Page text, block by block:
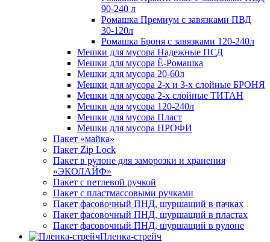
90-240 л
Ромашка Премиум с завязками ПВД
30-120л
Ромашка Броня с завязками 120-240л
Мешки для мусора Надежные ПСД
Мешки для мусора Ё-Ромашка
Мешки для мусора 20-60л
Мешки для мусора 2-х и 3-х слойные БРОНЯ
Мешки для мусора 2-х слойные ТИТАН
Мешки для мусора 120-240л
Мешки для мусора Пласт
Мешки для мусора ПРОФИ
Пакет «майка»
Пакет Zip Lock
Пакет в рулоне для заморозки и хранения
«ЭКОЛАЙФ»
Пакет с петлевой ручкой
Пакет с пластмассовыми ручками
Пакет фасовочный ПНД, шуршащий в пачках
Пакет фасовочный ПНД, шуршащий в пластах
Пакет фасовочный ПНД, шуршащий в рулоне
Пленка-стрейч